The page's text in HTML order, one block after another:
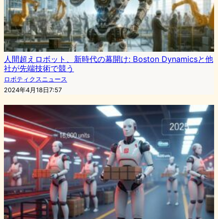
人間超えロボット、新時代の幕開け: Boston Dynamicsと他
社が先端技術で競う
ロボティクスニュース
2024年4月18日7:57